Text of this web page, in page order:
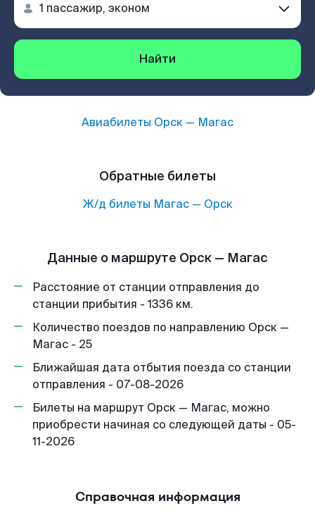
Найти
Авиабилеты Орск — Магас
Обратные билеты
Ж/д билеты Магас— Орск
Данные о маршруте Орск — Магас
Расстояние от станции отправления до
станции прибытия - 1336 км.
Количество поездов по направлению Орск —
Магас - 25
Ближайшая дата отбытия поезда со станции
отправления - 07-08-2026
Билеты на маршрут Орск — Магас, можно
приобрести начиная со следующей даты - 05-
11-2026
Справочная информация